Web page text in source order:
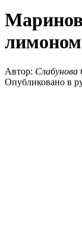
Автор: Слабунова
Опубликовано в